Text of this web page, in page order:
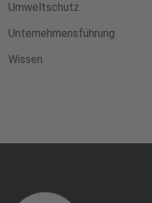
Umweltschutz
Unternehmensführung
Wissen